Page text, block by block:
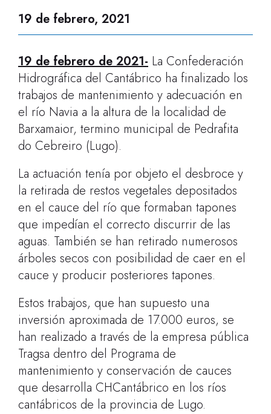
19 de febrero, 2021
19 de febrero de 2021- La Confederación
Hidrográfica del Cantábrico ha finalizado los
trabajos de mantenimiento y adecuación en
el río Navia a la altura de la localidad de
Barxamaior, termino municipal de Pedrafita
do Cebreiro (Lugo).
La actuación tenía por objeto el desbroce y
la retirada de restos vegetales depositados
en el cauce del río que formaban tapones
que impedían el correcto discurrir de las
aguas. También se han retirado numerosos
árboles secos con posibilidad de caer en el
cauce y producir posteriores tapones.
Estos trabajos, que han supuesto una
inversión aproximada de 17.000 euros, se
han realizado a través de la empresa pública
Tragsa dentro del Programa de
mantenimiento y conservación de cauces
que desarrolla CHCantábrico en los ríos
cantábricos de la provincia de Lugo.